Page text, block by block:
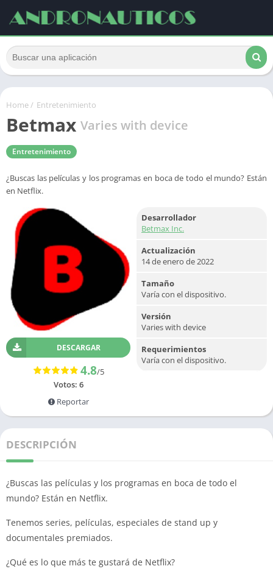
Home/ Entretenimiento
Betmax Varies with device
Entretenimiento
¿Buscas las películas y los programas en boca de todo el mundo? Están
en Netflix.
DESCARGAR
4.8/5
Votos: 6
Reportar
Desarrollador
Betmax Inc.
Actualización
14 de enero de 2022
Tamaño
Varía con el dispositivo.
Versión
Varies with device
Requerimientos
Varía con el dispositivo.
DESCRIPCIÓN
¿Buscas las películas y los programas en boca de todo el
mundo? Están en Netflix.
Tenemos series, películas, especiales de stand up y
documentales premiados.
¿Qué es lo que más te gustará de Netflix?